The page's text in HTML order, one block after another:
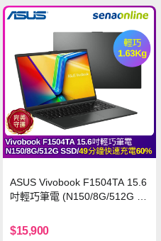
ASUS Vivobook F1504TA 15.6
吋輕巧筆電 (N150/8G/512G S
$15,900